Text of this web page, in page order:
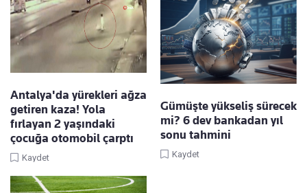
Antalya'da yürekleri ağza
getiren kaza! Yola
fırlayan 2 yaşındaki
çocuğa otomobil çarptı
Kaydet
Gümüşte yükseliş sürecek
mi? 6 dev bankadan yıl
sonu tahmini
Kaydet